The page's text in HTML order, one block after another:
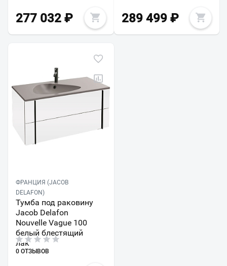
277 032 ₽ 289 499₽
ФРАНЦИЯ (JACOB
DELAFON)
Тумба под раковину
Jacob Delafon
Nouvelle Vague 100
белый блестящий
лак
0 ОТЗЫВОВ